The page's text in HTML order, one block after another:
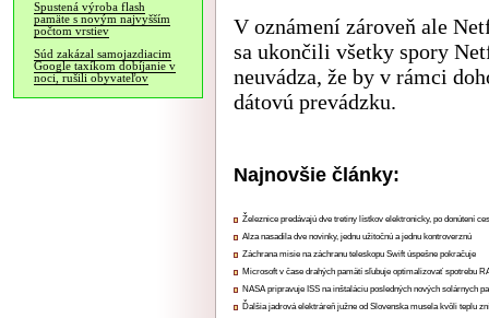
Spustená výroba flash
pamäte s novým najvyšším
počtom vrstiev
Súd zakázal samojazdiacim
Google taxíkom dobíjanie v
noci, rušili obyvateľov
V oznámení zároveň ale
sa ukončili všetky spory
neuvádza, že by v rámci
dátovú prevádzku.
Najnovšie články:
Železnice predávajú dve tretiny lístkov elektronicky, po donútení
Alza nasadila dve novinky, jednu užitočnú a jednu kontroverznú
Záchrana misie na záchranu teleskopu Swift úspešne pokračuje
Microsoft v čase drahých pamätí sľubuje optimalizovať spotrebu
NASA pripravuje ISS na inštaláciu posledných nových solárnych
Ďalšia jadrová elektráreň južne od Slovenska musela kvôli teplu